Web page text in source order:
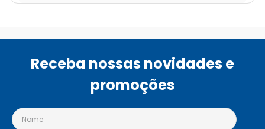
Receba nossas novidades e
promoções